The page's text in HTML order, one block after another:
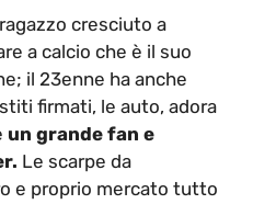
cresciuto a
a calcio che è il suo
il 23enne ha anche
firmati, le auto, adora
un grande fan e
Le scarpe da
e proprio mercato tutto